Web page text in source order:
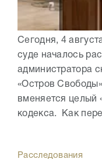
Сегодня, 4
суде началось
администратора
«Остров
вменяется целый
кодекса. Как
Расследования